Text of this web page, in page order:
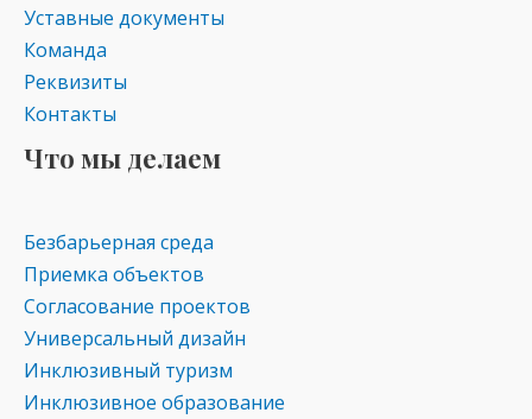
Уставные документы
Команда
Реквизиты
Контакты
Что мы делаем
Безбарьерная среда
Приемка объектов
Согласование проектов
Универсальный дизайн
Инклюзивный туризм
Инклюзивное образование